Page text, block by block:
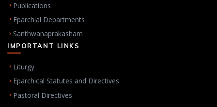
Publications
Eparchial Departments
Santhwanaprakasham
IMPORTANT LINKS
Liturgy
Eparchical Statutes and Directives
Pastoral Directives